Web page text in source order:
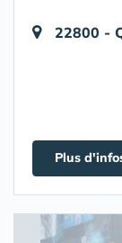
22800 -
Plus